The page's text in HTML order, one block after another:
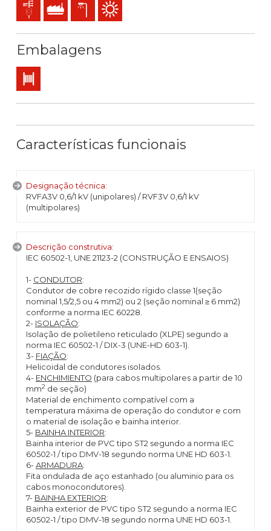
Embalagens
Bobina
Características funcionais
Designação técnica:
RVFA3V 0,6/1 kV (unipolares) / RVF3V 0,6/1 kV
(multipolares)
Descrição construtiva:
IEC 60502-1, UNE 21123-2 (CONSTRUÇÃO E ENSAIOS)
1- CONDUTOR:
Condutor de cobre recozido rígido classe 1(seção
nominal 1,5/2,5 ou 4 mm2) ou 2 (seção nominal ≥ 6 mm2)
conforme a norma IEC 60228.
2- ISOLAÇÃO:
Isolação de polietileno reticulado (XLPE) segundo a
norma IEC 60502-1 / DIX-3 (UNE-HD 603-1).
3- FIAÇÃO:
Helicoidal de condutores isolados.
4- ENCHIMIENTO (para cabos multipolares a partir de 10
mm2 de seção)
Material de enchimento compatível com a
temperatura máxima de operação do condutor e com
o material de isolação e bainha interior.
5- BAINHA INTERIOR:
Bainha interior de PVC tipo ST2 segundo a norma IEC
60502-1 / tipo DMV-18 segundo norma UNE HD 603-1.
6-ARMADURA:
Fita ondulada de aço estanhado (ou aluminio para os
cabos monocondutores).
7- BAINHA EXTERIOR:
Bainha exterior de PVC tipo ST2 segundo a norma IEC
60502-1 / tipo DMV-18 segundo norma UNE HD 603-1.